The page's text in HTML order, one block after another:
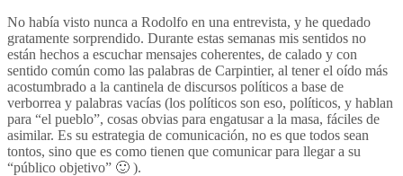
No había visto nunca a Rodolfo en una entrevista, y he quedado
gratamente sorprendido. Durante estas semanas mis sentidos no
están hechos a escuchar mensajes coherentes, de calado y con
sentido común como las palabras de Carpintier, al tener el oído más
acostumbrado a la cantinela de discursos políticos a base de
verborrea y palabras vacías (los políticos son eso, políticos, y hablan
para “el pueblo”, cosas obvias para engatusar a la masa, fáciles de
asimilar. Es su estrategia de comunicación, no es que todos sean
tontos, sino que es como tienen que comunicar para llegar a su
“público objetivo” 🙂 ).